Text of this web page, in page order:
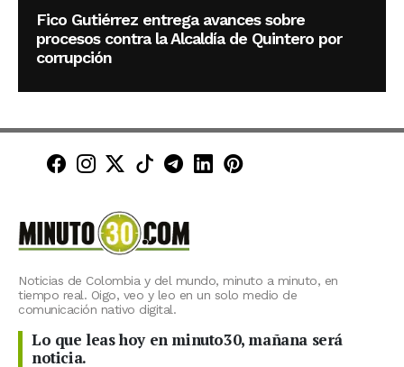
Fico Gutiérrez entrega avances sobre
procesos contra la Alcaldía de Quintero por
corrupción
Minuto30 en Facebook
Minuto30 en Instagram
Minuto30 en X (Twitter)
Minuto30 en TikTok
Canal de Minuto30 en
Minuto30 en LinkedIn
Minuto30 en
Noticias de Colombia y del mundo, minuto a minuto, en
tiempo real. Oigo, veo y leo en un solo medio de
comunicación nativo digital.
Lo que leas hoy en minuto30, mañana será
noticia.